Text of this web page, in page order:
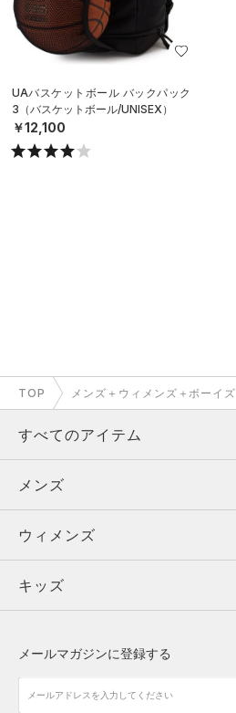
UAバスケットボール バックパック
3（バスケットボール/UNISEX）
￥12,100
TOP メンズ＋ウィメンズ＋ボーイズ
すべてのアイテム
メンズ
ウィメンズ
キッズ
アクセサリー
メンズ
トップス
ボトムス
アクセサリー
ウィメンズ
トップス
シューズ
キッズ
メールマガジンに登録する